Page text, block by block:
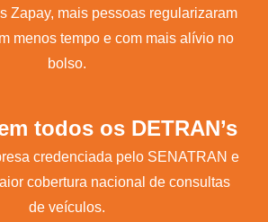
Zapay, mais pessoas regularizaram
menos tempo e com mais alívio no
bolso.
todos os DETRAN’s
credenciada pelo SENATRAN e
cobertura nacional de consultas
de veículos.